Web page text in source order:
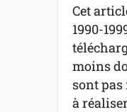
Cet
1990-
moins
sont
à